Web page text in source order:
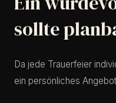
sollte
Da jede Trauerfeier
ein persönliches